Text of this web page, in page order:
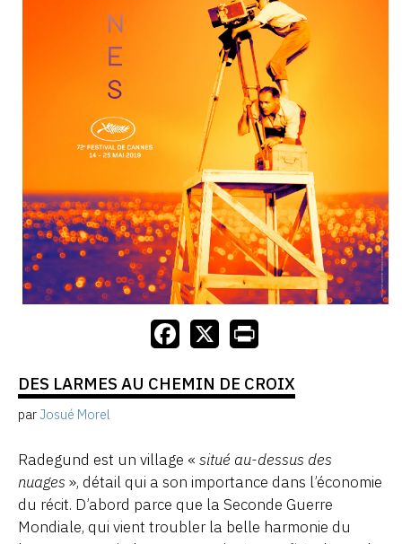
DES LARMES AU CHEMIN DE CROIX
parJosué Morel
Radegund est un village « situé au-dessus des
nuages », détail qui a son importance dans l’économie
du récit. D’abord parce que la Seconde Guerre
Mondiale, qui vient troubler la belle harmonie du